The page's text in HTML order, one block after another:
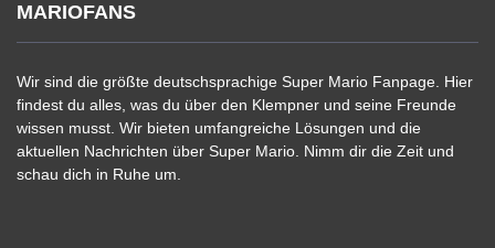
MARIOFANS
Wir sind die größte deutschsprachige Super Mario Fanpage. Hier
findest du alles, was du über den Klempner und seine Freunde
wissen musst. Wir bieten umfangreiche Lösungen und die
aktuellen Nachrichten über Super Mario. Nimm dir die Zeit und
schau dich in Ruhe um.